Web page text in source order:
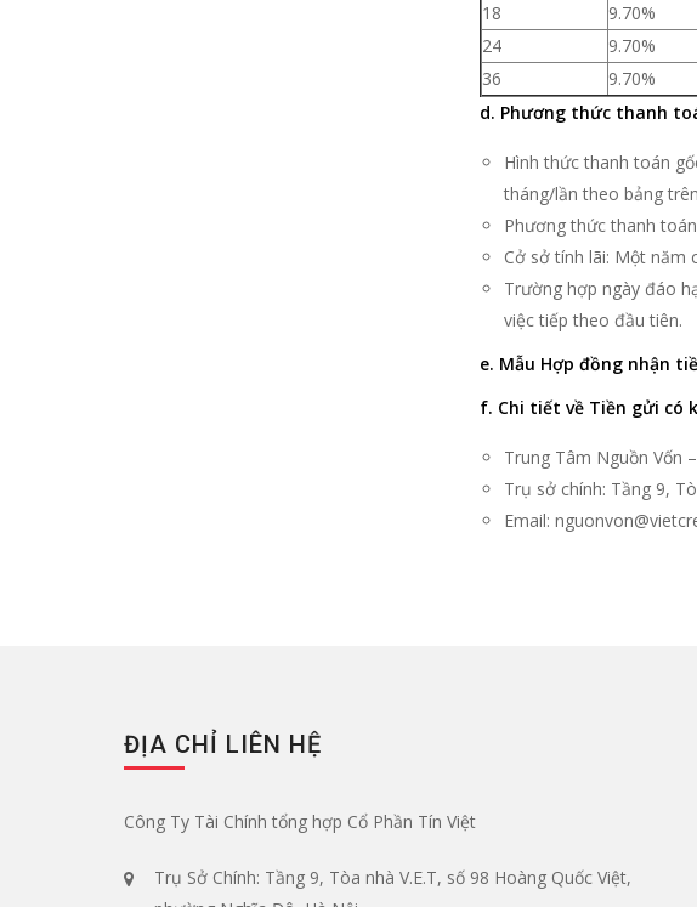
18
9.70%
24
9.70%
36
9.70%
d. Phương thức thanh
Hình thức thanh toán
tháng/lần theo bảng
Phương thức thanh
Cở sở tính lãi: Một năm
Trường hợp ngày đáo
việc tiếp theo đầu tiên.
e. Mẫu Hợp đồng nhận
f. Chi tiết về Tiền gửi có
Trung Tâm Nguồn Vốn
Trụ sở chính: Tầng 9,
Email:
ĐỊA CHỈ LIÊN HỆ
Công Ty Tài Chính tổng hợp Cổ Phần Tín Việt
Trụ Sở Chính: Tầng 9, Tòa nhà V.E.T, số 98 Hoàng Quốc Việt,